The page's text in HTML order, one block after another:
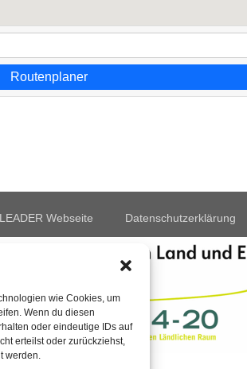
wie Cookies, um
Wenn du diesen
oder eindeutige IDs auf
erteilst oder zurückziehst,
werden.
Routenplaner
Webseite Datenschutzerklärung